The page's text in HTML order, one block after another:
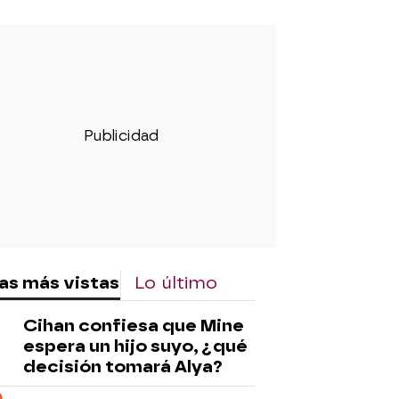
más vistas Lo último
Cihan confiesa que Mine
espera un hijo suyo, ¿qué
decisión tomará Alya?